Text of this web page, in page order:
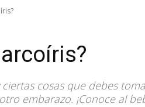
cosas que debes
embarazo. ¡Conoce al